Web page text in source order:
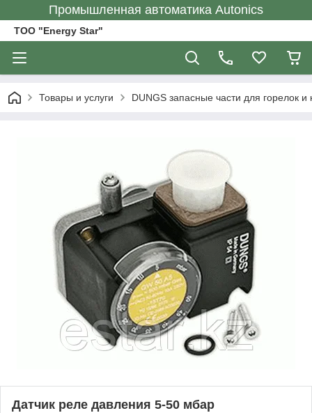
Промышленная автоматика Autonics
ТОО "Energy Star"
Товары и услуги DUNGS запасные части для горелок и
Датчик реле давления 5-50 мбар